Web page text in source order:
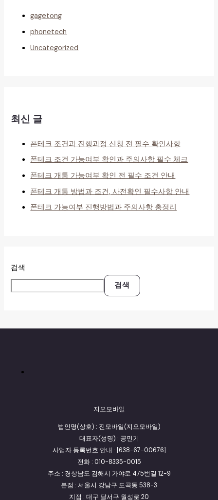
gagetong
phonetech
Uncategorized
최신 글
폰테크 조건과 진행과정 신청 전 필수 확인사항
폰테크 조건 가능여부 확인과 주의사항 필수 체크
폰테크 개통 가능여부 확인 전 필수 조건 안내
폰테크 개통 방법과 조건, 사전확인 필수사항 안내
폰테크 가능여부 진행방법과 주의사항 총정리
검색
검색
지오모바일
법인명(상호) : 진모바일(지오모바일)
대표자(성명) : 공민기
사업자 등록번호 안내 : [638-67-00676]
전화 : 010-8335-0015
주소 : 경상남도 김해시 가야로 475번길 12-9
본점 : 서울시 강남구 도곡동 538-3
지점 : 대구 달서구 월성로 20